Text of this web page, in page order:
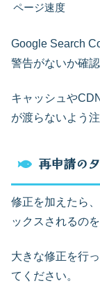
ページ速度
Google Search
警告がないか確
キャッシュや
が渡らないよう
再申請の
修正を加えたら
ックスされるの
大きな修正を行
てください。